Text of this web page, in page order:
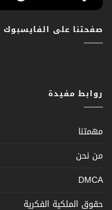
صفحتنا على الفايسبوك
روابط مفيدة
مهمتنا
من نحن
DMCA
حقوق الملكية الفكرية